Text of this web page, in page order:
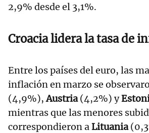
2,9% desde el 3,1%.
Croacia lidera la tasa de
Entre los países del euro, las
inflación en marzo se
(4,9%),Austria(4,2%) y
mientras que las menores
correspondieron aLituania